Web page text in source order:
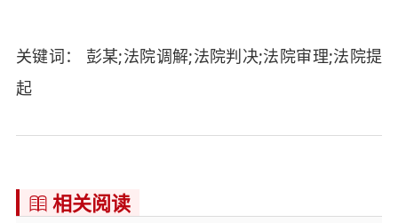
关键词： 彭某;法院调解;法院判决;法院审理;法院提
起
 相关阅读